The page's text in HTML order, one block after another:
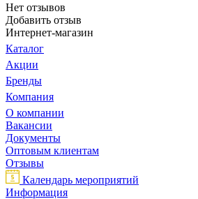
Нет отзывов
Добавить отзыв
Интернет-магазин
Каталог
Акции
Бренды
Компания
О компании
Вакансии
Документы
Оптовым клиентам
Отзывы
Календарь мероприятий
Информация